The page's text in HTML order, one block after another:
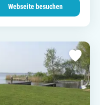
Webseite besuchen